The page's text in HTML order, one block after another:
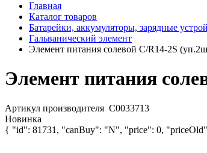
Главная
Каталог товаров
Батарейки, аккумуляторы, зарядные
Гальванический элемент
Элемент питания солевой C/R14-2S
Элемент питания
Артикул производителя C0033713
Новинка
{ "id": 81731, "canBuy": "N", "price": 0,